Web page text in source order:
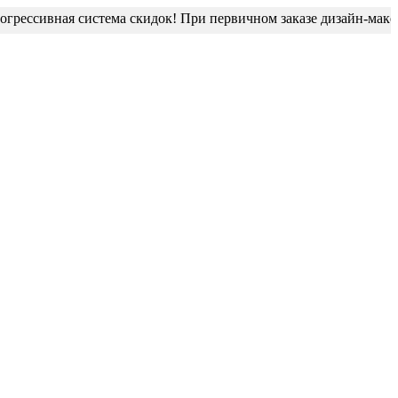
система скидок! При первичном заказе дизайн-макет